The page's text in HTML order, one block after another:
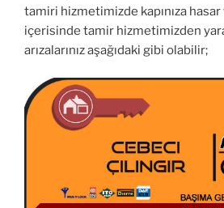
tamiri hizmetimizde kapınıza
içerisinde tamir hizmetimizden
arızalarınız aşağıdaki gibi olabilir;